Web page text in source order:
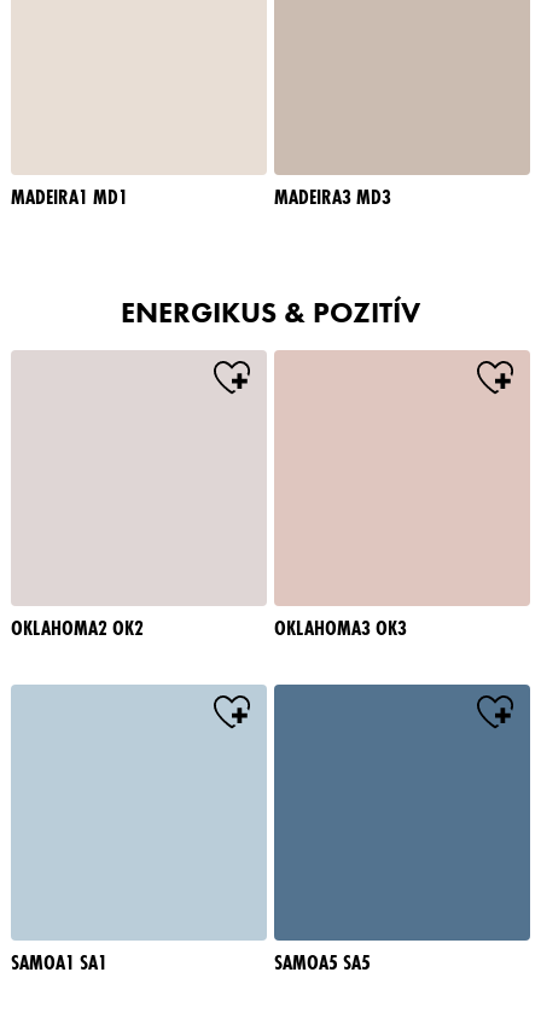
MADEIRA1 MD1 MADEIRA3 MD3
ENERGIKUS & POZITÍV
OKLAHOMA2 OK2 OKLAHOMA3 OK3
SAMOA1 SA1 SAMOA5 SA5